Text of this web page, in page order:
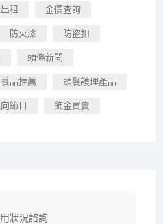
租 金價查詢
防火漆 防盜扣
頭條新聞
品推薦 頭髮護理產品
節目 飾金買賣
狀況諮詢